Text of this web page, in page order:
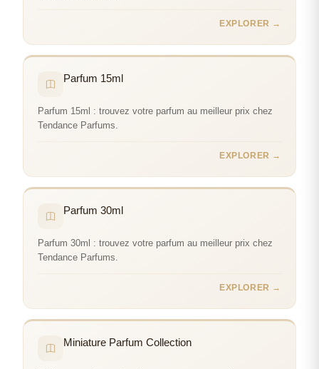
EXPLORER →
Parfum 15ml
Parfum 15ml : trouvez votre parfum au meilleur prix chez
Tendance Parfums.
EXPLORER →
Parfum 30ml
Parfum 30ml : trouvez votre parfum au meilleur prix chez
Tendance Parfums.
EXPLORER →
Miniature Parfum Collection